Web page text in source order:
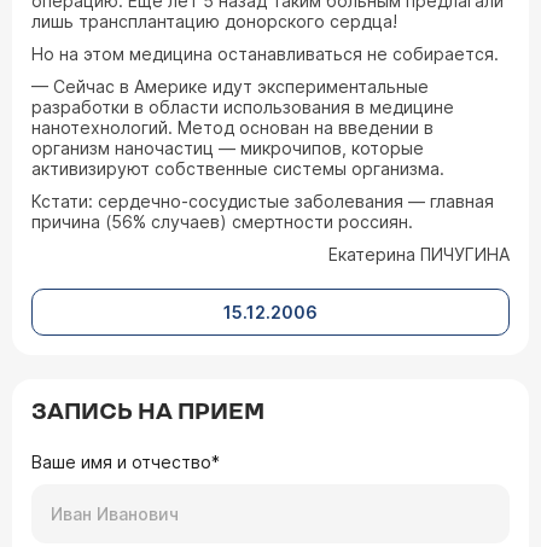
лишь трансплантацию донорского сердца!
Но на этом медицина останавливаться не собирается.
— Сейчас в Америке идут экспериментальные
разработки в области использования в медицине
нанотехнологий. Метод основан на введении в
организм наночастиц — микрочипов, которые
активизируют собственные системы организма.
Кстати: сердечно-сосудистые заболевания — главная
причина (56% случаев) смертности россиян.
Екатерина ПИЧУГИНА
15.12.2006
ЗАПИСЬ НА ПРИЕМ
Ваше имя и отчество*